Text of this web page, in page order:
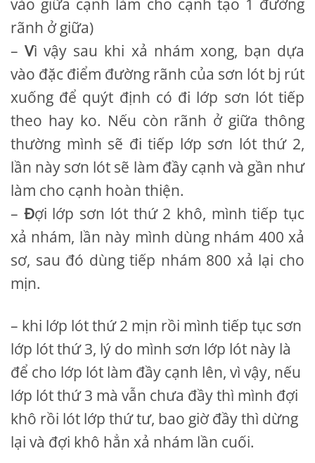
vào giữa cạnh làm cho cạnh tạo 1 đường
rãnh ở giữa)
–Vì vậy sau khi xả nhám xong, bạn dựa
vào đặc điểm đường rãnh của sơn lót bj rút
xuống để quýt định có đi lớp sơn lót tiếp
theo hay ko. Nếu còn rãnh ở giữa thông
thường mình sẽ đi tiếp lớp sơn lót thứ 2,
lần này sơn lót sẽ làm đầy cạnh và gần như
làm cho cạnh hoàn thiện.
– Đợi lớp sơn lót thứ 2 khô, mình tiếp tục
xả nhám, lần này mình dùng nhám 400 xả
sơ, sau đó dùng tiếp nhám 800 xả lại cho
mịn.
– khi lớp lót thứ 2 mịn rồi mình tiếp tục sơn
lớp lót thứ 3, lý do mình sơn lớp lót này là
để cho lớp lót làm đầy cạnh lên, vì vậy, nếu
lớp lót thứ 3 mà vẫn chưa đầy thì mình đợi
khô rồi lót lớp thứ tư, bao giờ đầy thì dừng
lại và đợi khô hẳn xả nhám lần cuối.